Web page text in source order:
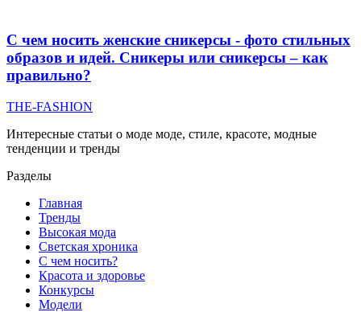
С чем носить женские сникерсы - фото стильных
образов и идей. Сникеры или сникерсы – как
правильно?
THE-FASHION
Интересные статьи о моде моде, стиле, красоте, модные
тенденции и тренды
Разделы
Главная
Тренды
Высокая мода
Светская хроника
С чем носить?
Красота и здоровье
Конкурсы
Модели